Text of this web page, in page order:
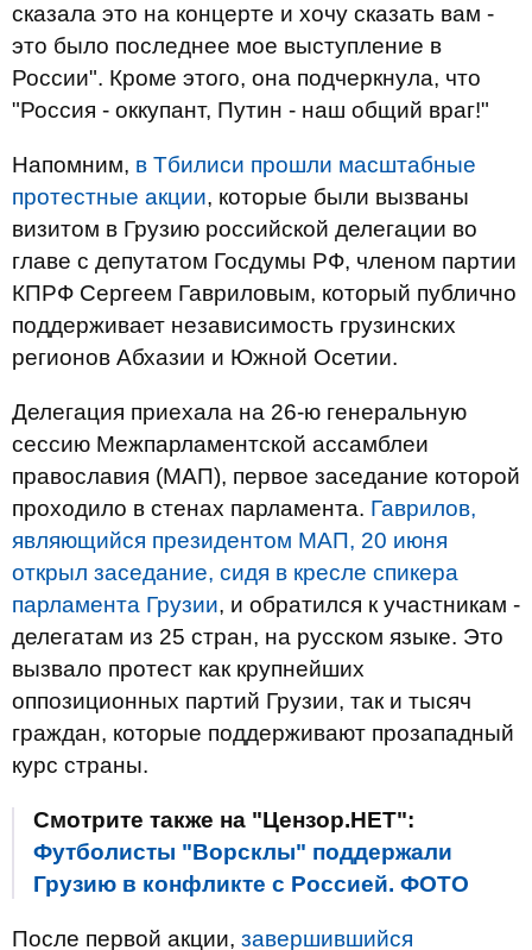
сказала это на концерте и хочу сказать вам -
это было последнее мое выступление в
России". Кроме этого, она подчеркнула, что
"Россия - оккупант, Путин - наш общий враг!"
Напомним, в Тбилиси прошли масштабные
протестные акции, которые были вызваны
визитом в Грузию российской делегации во
главе с депутатом Госдумы РФ, членом партии
КПРФ Сергеем Гавриловым, который публично
поддерживает независимость грузинских
регионов Абхазии и Южной Осетии.
Делегация приехала на 26-ю генеральную
сессию Межпарламентской ассамблеи
православия (МАП), первое заседание которой
проходило в стенах парламента. Гаврилов,
являющийся президентом МАП, 20 июня
открыл заседание, сидя в кресле спикера
парламента Грузии, и обратился к участникам -
делегатам из 25 стран, на русском языке. Это
вызвало протест как крупнейших
оппозиционных партий Грузии, так и тысяч
граждан, которые поддерживают прозападный
курс страны.
Смотрите также на "Цензор.НЕТ":
Футболисты "Ворсклы" поддержали
Грузию в конфликте с Россией. ФОТО
После первой акции, завершившийся